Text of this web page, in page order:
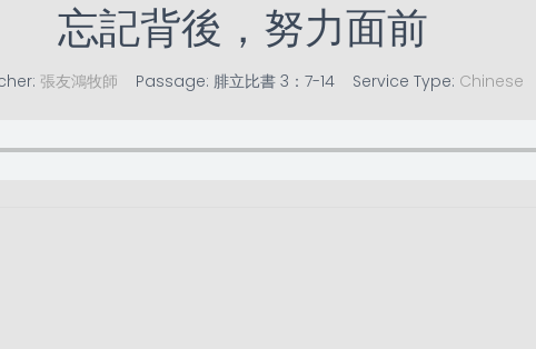
忘記背後，努力面前
張友鴻牧師 Passage: 腓立比書 3：7-14 Service Type: Chinese